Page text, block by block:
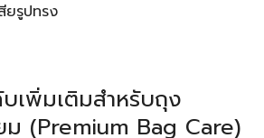
ยรูปทรง
เพิ่มเติมสำหรับถุง
ม (Premium Bag Care)